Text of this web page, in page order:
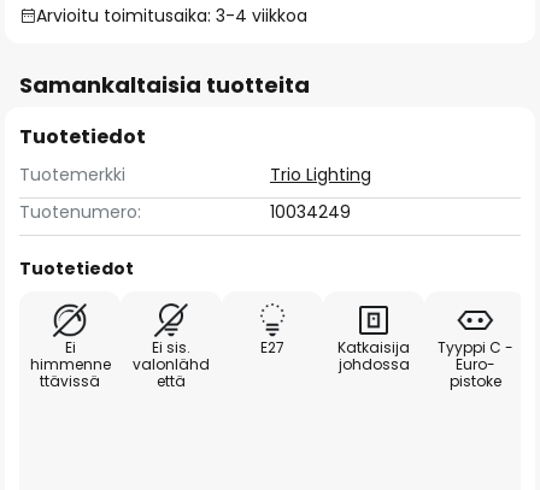
Arvioitu toimitusaika: 3-4 viikkoa
Samankaltaisia tuotteita
Tuotetiedot
Tuotemerkki
Trio Lighting
Tuotenumero:
10034249
Tuotetiedot
Ei
himmenne
ttävissä
Ei sis.
valonlähd
että
E27
Katkaisija
johdossa
Tyyppi C -
Euro-
pistoke